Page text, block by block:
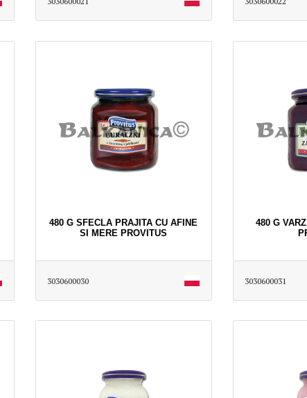
480 G SFECLA PRAJITA CU AFINE
SI MERE PROVITUS
3030600030
480 G
3030600031